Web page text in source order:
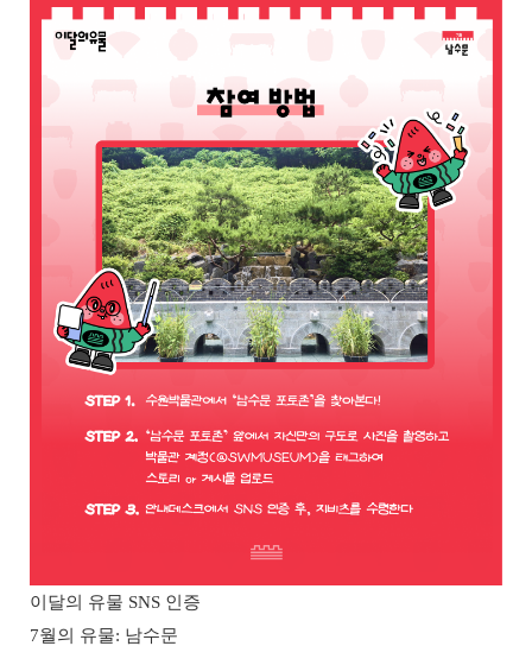
이달의 유물 SNS 인증
7월의 유물: 남수문